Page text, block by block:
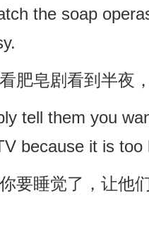
the soap
肥皂剧看到半夜
tell them you
because it is too
要睡觉了，让他